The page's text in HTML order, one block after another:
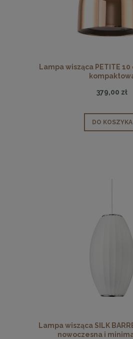
Lampa wisząca PETITE 10
379,00 zł
DO KOSZYKA
Lampa wisząca SILK
nowoczesna i